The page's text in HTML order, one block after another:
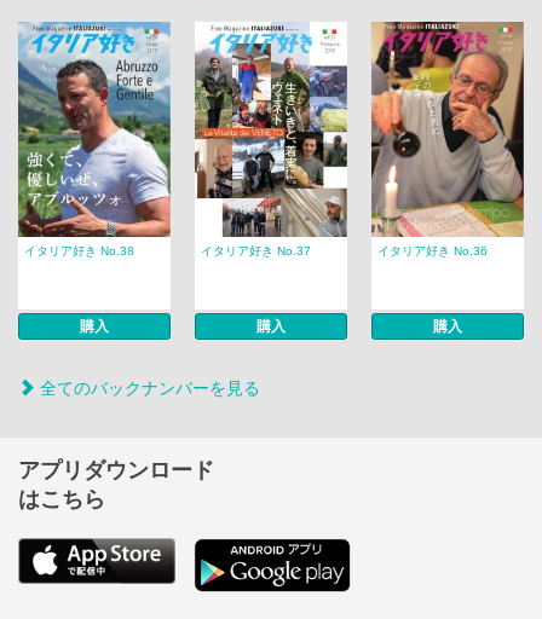
イタリア好き No.38
購入
イタリア好き No.37
購入
イタリア好き No.36
購入
全てのバックナンバーを見る
アプリダウンロード
はこちら